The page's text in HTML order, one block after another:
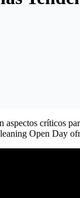
críticos
Open Day